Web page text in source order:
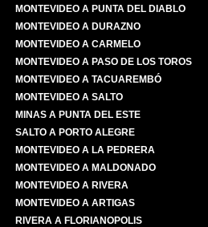
MONTEVIDEO A PUNTA DEL DIABLO
MONTEVIDEO A DURAZNO
MONTEVIDEO A CARMELO
MONTEVIDEO A PASO DE LOS TOROS
MONTEVIDEO A TACUAREMBÓ
MONTEVIDEO A SALTO
MINAS A PUNTA DEL ESTE
SALTO A PORTO ALEGRE
MONTEVIDEO A LA PEDRERA
MONTEVIDEO A MALDONADO
MONTEVIDEO A RIVERA
MONTEVIDEO A ARTIGAS
RIVERA A FLORIANOPOLIS